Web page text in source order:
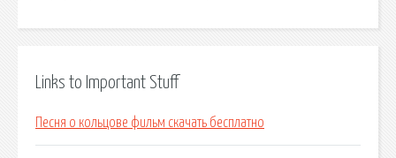
Links to Important Stuff
Песня о кольцове фильм скачать бесплатно